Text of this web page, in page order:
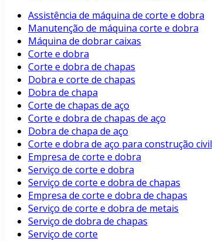
Assistência de máquina de corte e dobra
Manutenção de máquina corte e dobra
Máquina de dobrar caixas
Corte e dobra
Corte e dobra de chapas
Dobra e corte de chapas
Dobra de chapa
Corte de chapas de aço
Corte e dobra de chapas de aço
Dobra de chapa de aço
Corte e dobra de aço para construção civil
Empresa de corte e dobra
Serviço de corte e dobra
Serviço de corte e dobra de chapas
Empresa de corte e dobra de chapas
Serviço de corte e dobra de metais
Serviço de dobra de chapas
Serviço de corte